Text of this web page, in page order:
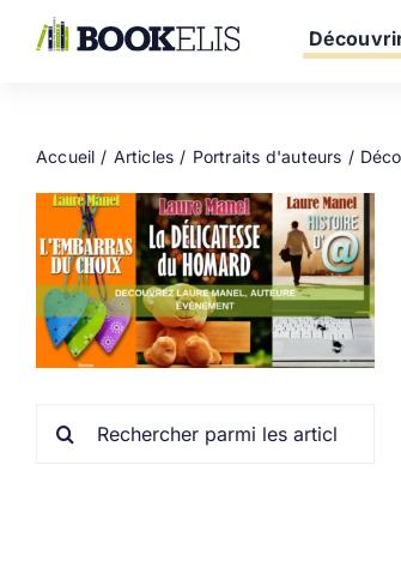
Accueil Articles Portraits d'auteurs